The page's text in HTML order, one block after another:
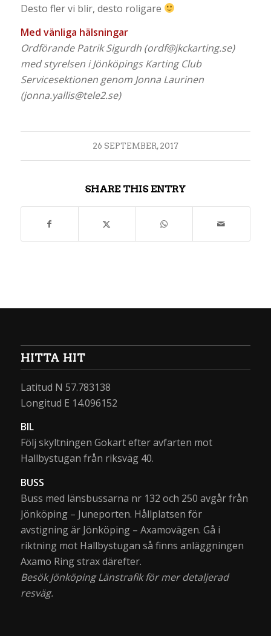
Desto fler vi blir, desto roligare
Med vänliga hälsningar
Ordförande Patrik Sigurdh (ordf@jkckarting.se)
med styrelsen i Jönköpings Karting Club
Servicesektionen genom Jonna Laurinen
(jonna.yallis@tele2.se)
26 SEPTEMBER, 2017
SHARE THIS ENTRY
HITTA HIT
Latitud N 57.783138
Longitud E 14.096152
BIL
Följ skyltningen Gokart efter avfarten mot
Hallbystugan från riksväg 40.
BUSS
Buss med länsbussarna nr 132 och 250 avgår från
Jönköping – Juneporten. Hållplatsen för
avstigning är Jönköping – Axamovägen. Gå i
riktning mot Hallbystugan så finns anläggningen
Axamo Ring strax därefter.
Besök Jönköping Länstrafik för mer detaljerad
resväg.